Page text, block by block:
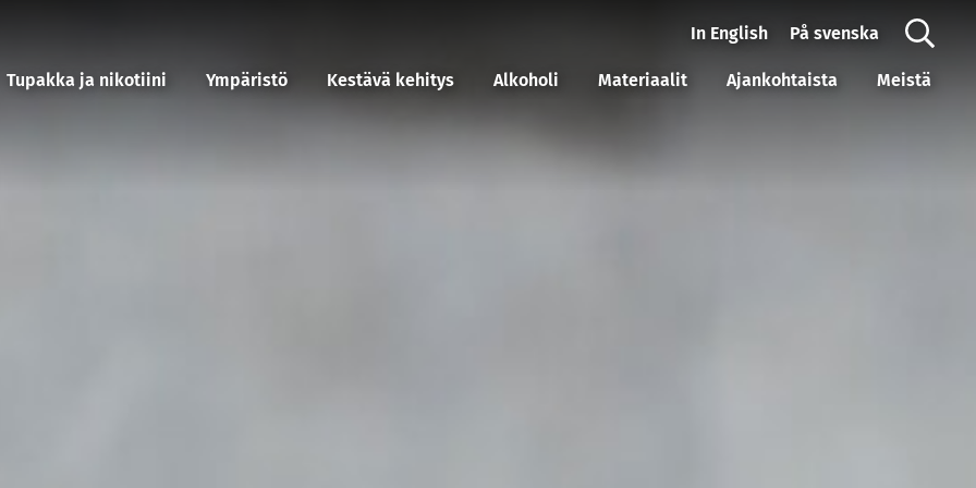
Tupakka ja nikotiini Ympäristö Kestävä kehitys Alkoholi Materiaalit Ajankohtaista Meistä
In English På svenska